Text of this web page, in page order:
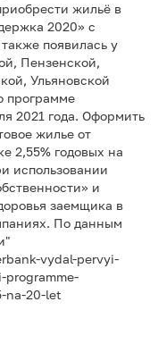
жильё в
2020» с
появилась у
Пензенской,
Ульяновской
программе
2021 года. Оформить
жилье от
2,55% годовых на
использовании
и
заемщика в
По данным
vydal-pervyi-
na-20-let